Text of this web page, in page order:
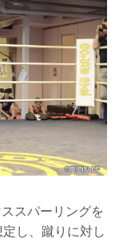
スパーリングを
し、蹴りに対し